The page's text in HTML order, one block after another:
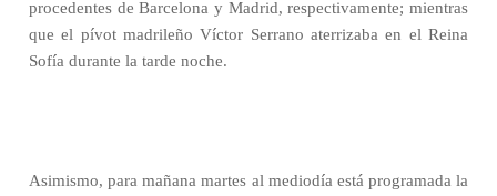
procedentes de Barcelona y Madrid, respectivamente; mientras
que el pívot madrileño Víctor Serrano aterrizaba en el Reina
Sofía durante la tarde noche.
Asimismo, para mañana martes al mediodía está programada la